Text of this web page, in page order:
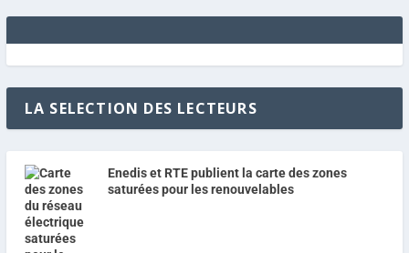
LA SELECTION DES LECTEURS
Enedis et RTE publient la carte des zones
saturées pour les renouvelables